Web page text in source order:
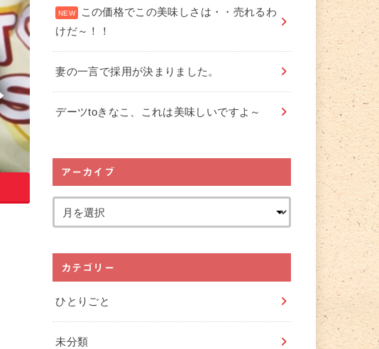
この価格でこの美味しさは・・売れるわ
けだ～！！
妻の一言で採用が決まりました。
デーツtoきなこ、これは美味しいですよ～
アーカイブ
カテゴリー
ひとりごと
未分類